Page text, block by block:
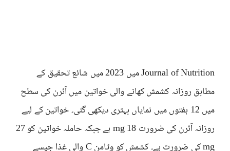
Journal of Nutrition میں 2023 میں شائع تحقیق کے
مطابق روزانہ کشمش کھانے والی خواتین میں آئرن کی سطح
میں 12 ہفتوں میں نمایاں بہتری دیکھی گئی۔ خواتین کے لیے
روزانہ آئرن کی ضرورت 18 mg ہے جبکہ حاملہ خواتین کو 27
mg کی ضرورت ہے۔ کشمش کو وٹامن C والی غذا جیسے